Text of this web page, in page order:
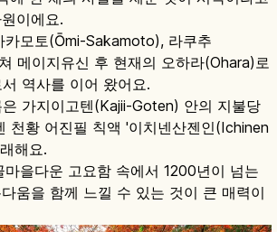
이에요.
카모토(Ōmi-Sakamoto), 라쿠추
메이지유신 후 현재의 오하라(Ohara)로
역사를 이어 왔어요.
가지이고텐(Kajii-Goten) 안의 지불당
천황 어진필 칙액 '이치넨산젠인(Ichinen
해요.
을다운 고요함 속에서 1200년이 넘는
움을 함께 느낄 수 있는 것이 큰 매력이